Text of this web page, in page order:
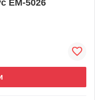
ЕМ-5026